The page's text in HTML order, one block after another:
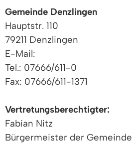
Gemeinde Denzlingen
Hauptstr. 110
79211 Denzlingen
E-Mail:
Tel.: 07666/611-0
Fax: 07666/611-1371
Vertretungsberechtigter:
Fabian Nitz
Bürgermeister der